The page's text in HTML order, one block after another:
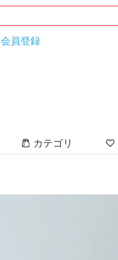
会員登録
カテゴリ